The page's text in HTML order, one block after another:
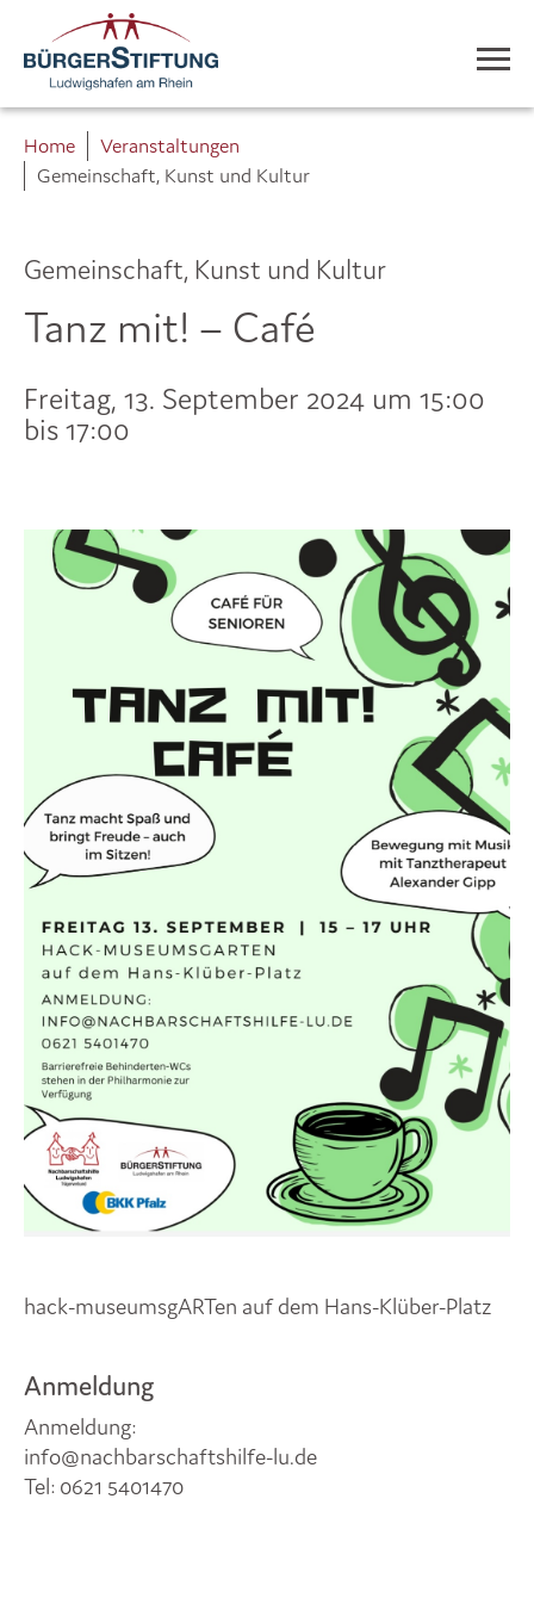
Home
Veranstaltungen
Gemeinschaft, Kunst und Kultur
Gemeinschaft, Kunst und Kultur
Tanz mit! – Café
Freitag, 13. September 2024 um 15:00
bis 17:00
hack-museumsgARTen auf dem Hans-Klüber-Platz
Anmeldung
Anmeldung:
info@nachbarschaftshilfe-lu.de
Tel: 0621 5401470